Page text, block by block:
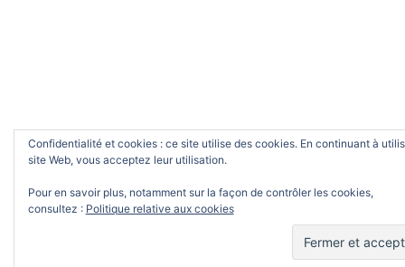
Confidentialité et cookies : ce site utilise des cookies. En continuant à
site Web, vous acceptez leur utilisation.
Pour en savoir plus, notamment sur la façon de contrôler les cookies,
consultez : Politique relative aux cookies